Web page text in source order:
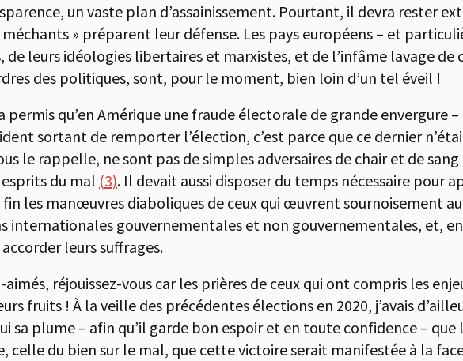
un vaste plan d’assainissement. Pourtant, il devra rester
» préparent leur défense. Les pays européens – et
de leurs idéologies libertaires et marxistes, et de l’infâme lavage
des politiques, sont, pour le moment, bien loin d’un tel éveil !
permis qu’en Amérique une fraude électorale de grande envergure
sortant de remporter l’élection, c’est parce que ce dernier
le rappelle, ne sont pas de simples adversaires de chair et de
du mal (3). Il devait aussi disposer du temps nécessaire pour
fin les manœuvres diaboliques de ceux qui œuvrent sournoisement
internationales gouvernementales et non gouvernementales, et,
leurs suffrages.
réjouissez-vous car les prières de ceux qui ont compris les
fruits ! À la veille des précédentes élections en 2020, j’avais
sa plume – afin qu’il garde bon espoir et en toute confidence –
celle du bien sur le mal, que cette victoire serait manifestée à la